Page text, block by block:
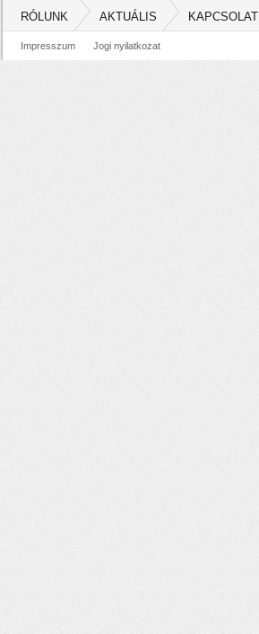
RÓLUNK AKTUÁLIS KAPCSOLAT
Impresszum Jogi nyilatkozat